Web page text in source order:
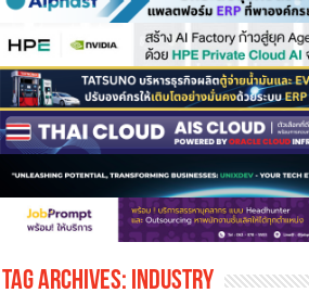
Tag Archives: industry